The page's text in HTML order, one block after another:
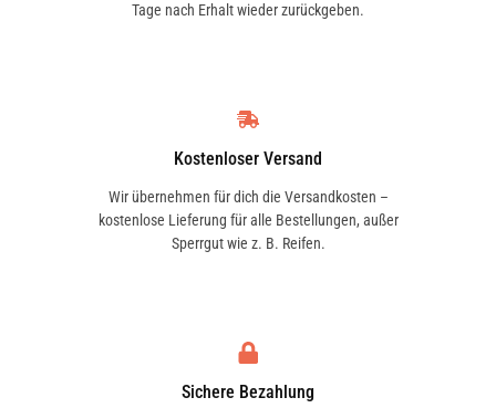
Tage nach Erhalt wieder zurückgeben.
Kostenloser Versand
Wir übernehmen für dich die Versandkosten –
kostenlose Lieferung für alle Bestellungen, außer
Sperrgut wie z. B. Reifen.
Sichere Bezahlung